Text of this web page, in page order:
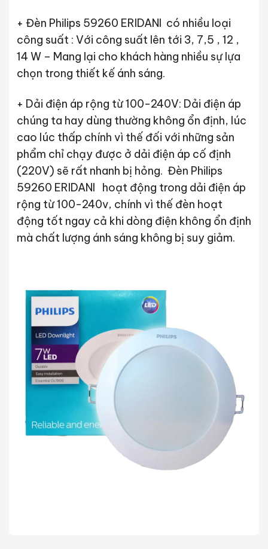
+ Đèn Philips 59260 ERIDANI có nhiều loại
công suất : Với công suất lên tới 3, 7,5 , 12 ,
14 W – Mang lại cho khách hàng nhiều sự lựa
chọn trong thiết kế ánh sáng.
+ Dải điện áp rộng từ 100-240V: Dải điện áp
chúng ta hay dùng thường không ổn định, lúc
cao lúc thấp chính vì thế đối với những sản
phẩm chỉ chạy được ở dải điện áp cố định
(220V) sẽ rất nhanh bị hỏng. Đèn Philips
59260 ERIDANI hoạt động trong dải điện áp
rộng từ 100-240v, chính vì thế đèn hoạt
động tốt ngay cả khi dòng điện không ổn định
mà chất lượng ánh sáng không bị suy giảm.